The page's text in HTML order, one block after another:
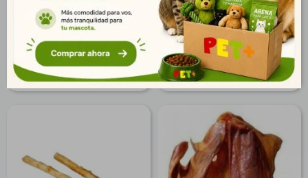
$ 27
$ 30
$ 53
$ 60